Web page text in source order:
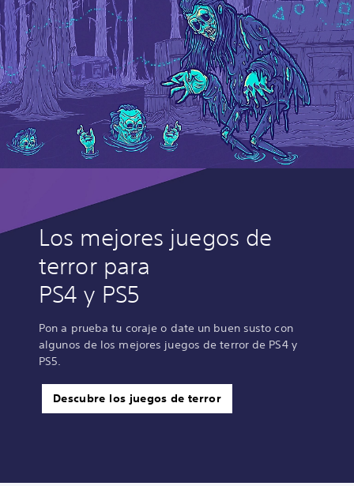
Los mejores juegos de
terror para
PS4 y PS5
Pon a prueba tu coraje o date un buen susto con
algunos de los mejores juegos de terror de PS4 y
PS5.
Descubre los juegos de terror